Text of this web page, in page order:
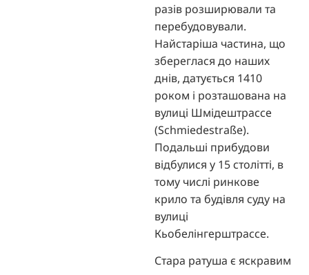
разів розширювали та
перебудовували.
Найстаріша частина, що
збереглася до наших
днів, датується 1410
роком і розташована на
вулиці Шмідештрассе
(Schmiedestraße).
Подальші прибудови
відбулися у 15 столітті, в
тому числі ринкове
крило та будівля суду на
вулиці
Кьобелінгерштрассе.
Стара ратуша є яскравим